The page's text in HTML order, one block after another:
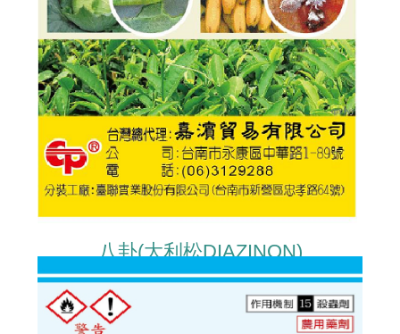
八卦(大利松DIAZINON)